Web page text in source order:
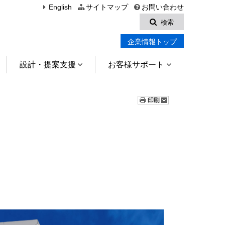
English サイトマップ
お問い合わせ
検索
企業情報トップ
設計・提案支援 お客様サポート